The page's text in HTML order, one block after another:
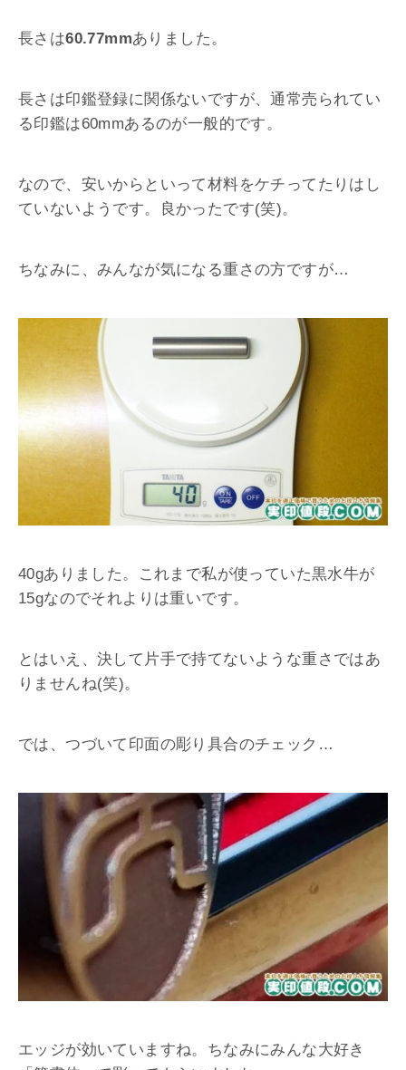
長さは60.77mmありました。
長さは印鑑登録に関係ないですが、通常売られてい
る印鑑は60mmあるのが一般的です。
なので、安いからといって材料をケチってたりはし
ていないようです。良かったです(笑)。
ちなみに、みんなが気になる重さの方ですが…
40gありました。これまで私が使っていた黒水牛が
15gなのでそれよりは重いです。
とはいえ、決して片手で持てないような重さではあ
りませんね(笑)。
では、つづいて印面の彫り具合のチェック…
エッジが効いていますね。ちなみにみんな大好き